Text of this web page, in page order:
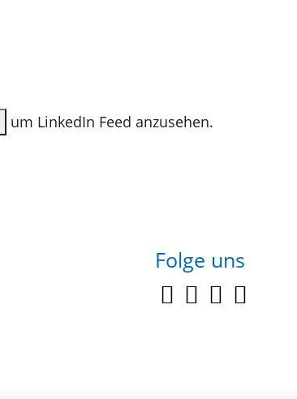
um LinkedIn Feed anzusehen.
Folge uns
youtube
facebook
linkedin